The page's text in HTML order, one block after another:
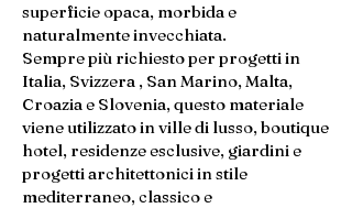
superficie opaca, morbida e
naturalmente invecchiata.
Sempre più richiesto per progetti in
Italia, Svizzera , San Marino, Malta,
Croazia e Slovenia, questo materiale
viene utilizzato in ville di lusso, boutique
hotel, residenze esclusive, giardini e
progetti architettonici in stile
mediterraneo, classico e